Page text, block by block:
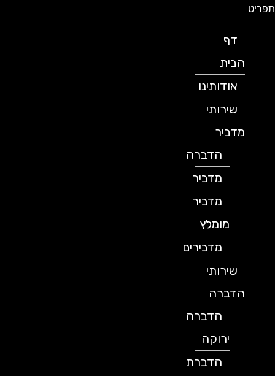
תפריט
דף
הבית
אודותינו
שירותי
מדביר
הדברה
מדביר
מדביר
מומלץ
מדבירים
שירותי
הדברה
הדברה
ירוקה
הדברת